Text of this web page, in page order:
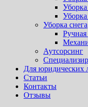
Уборка снега
Ручная
Аутсорсинг
Для юридических
Статьи
Контакты
Отзывы